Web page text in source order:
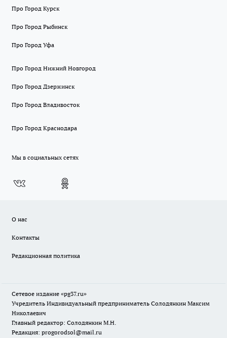
Про Город Курск
Про Город Рыбинск
Про Город Уфа
Про Город Нижний Новгород
Про Город Дзержинск
Про Город Владивосток
Про Город Краснодара
Мы в социальных сетях
О нас
Контакты
Редакционная политика
Сетевое издание «pg37.ru»
Учредитель Индивидуальный предприниматель Солодянкин Максим
Николаевич
Главный редактор: Солодянкин М.Н.
Редакция: progorodsol@mail.ru